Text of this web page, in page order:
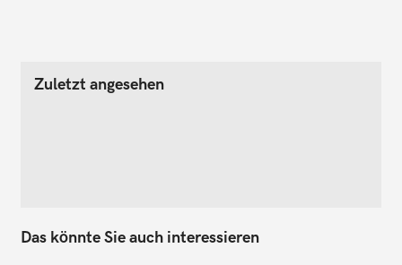
Zuletzt angesehen
Das könnte Sie auch interessieren